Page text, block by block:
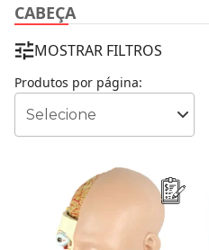
CABEÇA
MOSTRAR FILTROS
Produtos por página: